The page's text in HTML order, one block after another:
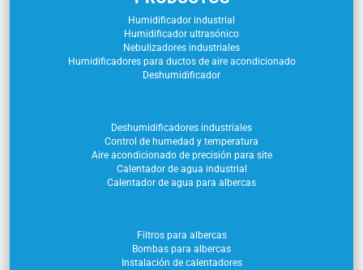
Humidificador industrial
Humidificador ultrasónico
Nebulizadores industriales
Humidificadores para ductos de aire acondicionado
Deshumidificador
Deshumidificadores industriales
Control de humedad y temperatura
Aire acondicionado de precisión para site
Calentador de agua industrial
Calentador de agua para albercas
Filtros para albercas
Bombas para albercas
Instalación de calentadores